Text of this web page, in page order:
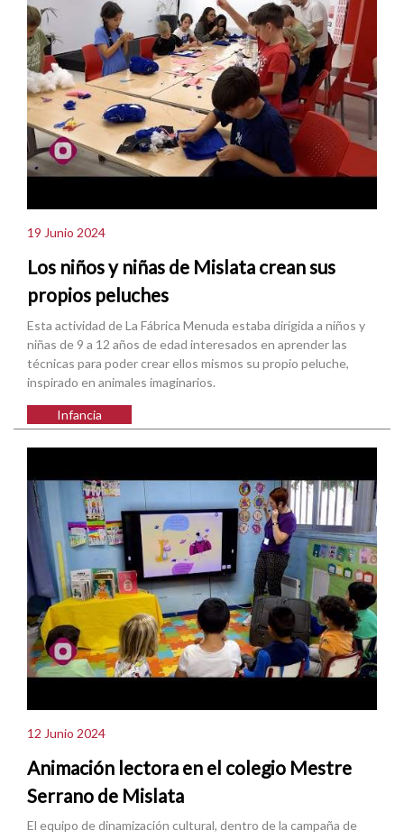
19 Junio 2024
Los niños y niñas de Mislata crean sus
propios peluches
Esta actividad de La Fábrica Menuda estaba dirigida a niños y
niñas de 9 a 12 años de edad interesados en aprender las
técnicas para poder crear ellos mismos su propio peluche,
inspirado en animales imaginarios.
Infancia
12 Junio 2024
Animación lectora en el colegio Mestre
Serrano de Mislata
El equipo de dinamización cultural, dentro de la campaña de